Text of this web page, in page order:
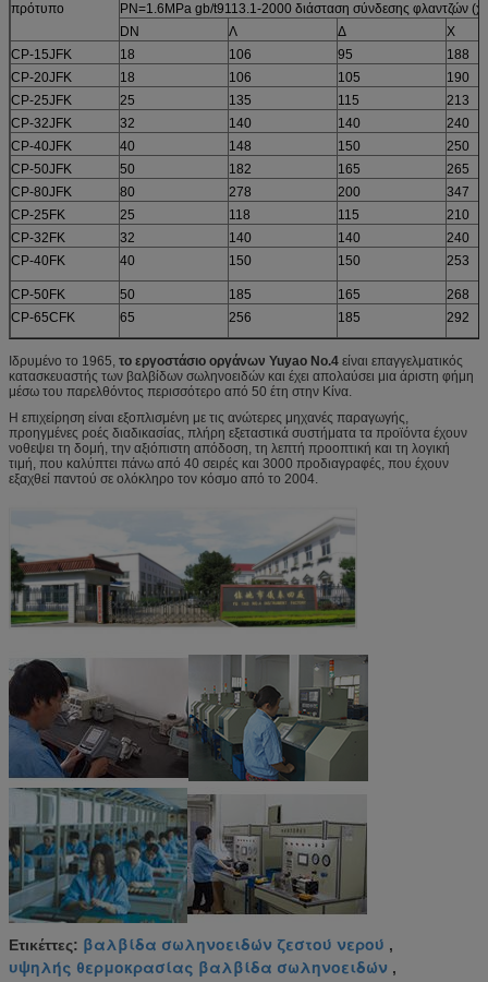
πρότυπο
PN=1.6MPa gb/t9113.1-2000 διάσταση σύνδεσης φλαντζών
DN
Λ Δ
Χ
CP-15JFK
18 106 95
188
CP-20JFK
18 106 105
190
CP-25JFK
25 135 115
213
CP-32JFK
32 140 140
240
CP-40JFK
40 148 150
250
CP-50JFK
50 182 165
265
CP-80JFK
80 278 200
347
CP-25FK
25 118 115
210
CP-32FK
32 140 140
240
CP-40FK
40 150 150 253
CP-50FK 50 185 165
268
CP-65CFK
65 256 185 292
Ιδρυμένο το 1965, το εργοστάσιο οργάνων Yuyao No.4 είναι επαγγελματικός
κατασκευαστής των βαλβίδων σωληνοειδών και έχει απολαύσει μια άριστη φήμη
μέσω του παρελθόντος περισσότερο από 50 έτη στην Κίνα.
Η επιχείρηση είναι εξοπλισμένη με τις ανώτερες μηχανές παραγωγής,
προηγμένες ροές διαδικασίας, πλήρη εξεταστικά συστήματα τα προϊόντα έχουν
νοθεψει τη δομή, την αξιόπιστη απόδοση, τη λεπτή προοπτική και τη λογική
τιμή, που καλύπτει πάνω από 40 σειρές και 3000 προδιαγραφές, που έχουν
εξαχθεί παντού σε ολόκληρο τον κόσμο από το 2004.
Ετικέττες: βαλβίδα σωληνοειδών ζεστού νερού ,
υψηλής θερμοκρασίας βαλβίδα σωληνοειδών ,